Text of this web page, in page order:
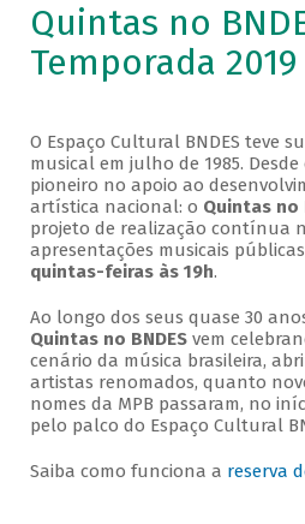
Quintas no
Temporada 2019
O Espaço Cultural BNDES teve
musical em julho de 1985.
pioneiro no apoio ao
artística nacional: o Quintas no
projeto de realização contínua
apresentações musicais
quintas-feiras às 19h.
Ao longo dos seus quase 30
Quintas no BNDESvem
cenário da música brasileira,
artistas renomados, quanto
nomes da MPB passaram, no
pelo palco do Espaço Cultural
Saiba como funciona a reserva